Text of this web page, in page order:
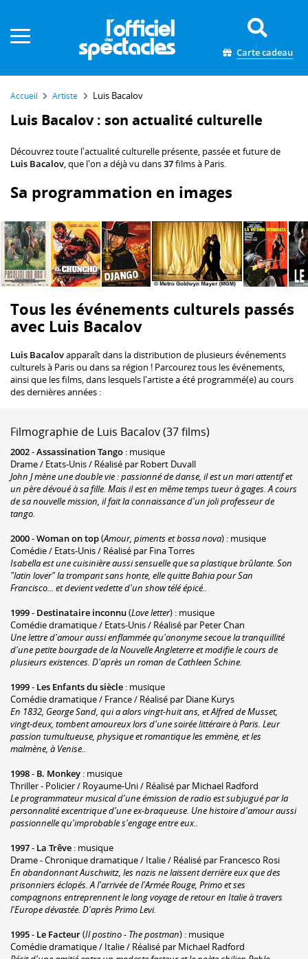
Carte cadeau
Accueil Artiste Luis Bacalov
Luis Bacalov : son actualité culturelle
Découvrez toute l'actualité culturelle présente, passée et future de
Luis Bacalov, que l'on a déjà vu dans37films à Paris.
Sa programmation en images
Tous les événements culturels passés
avec Luis Bacalov
Luis Bacalovapparaît dans la distribution de plusieurs événements
culturels à Paris ou dans sa région ! Parcourez tous les événements,
ainsi que les films, dans lesquels l'artiste a été programmé(e) au cours
des dernières années :
Filmographie de Luis Bacalov (37 films)
2002-Assassination Tango : musique
Drame / Etats-Unis / Réalisé par Robert Duvall
John J mène une double vie : passionné de danse, il est un mari attentif et
un père dévoué à sa fille. Mais il est en même temps tueur à gages. A cours
de sa nouvelle mission, il fait la connaissance d'un joli professeur de
tango.
2000-Woman on top(Amour, piments et bossa nova) : musique
Comédie / Etats-Unis / Réalisé par Fina Torres
Isabella est une cuisinière aussi sensuelle que sa plastique brûlante. Son
"latin lover" la trompant sans honte, elle quitte Bahia pour San
Francisco... et devient vedette d'un show télé épicé..
1999- Destinataire inconnu(Love letter) : musique
Comédie dramatique / Etats-Unis / Réalisé par Peter Chan
Une lettre d'amour aussi enflammée qu'anonyme secoue la tranquillité
d'une petite bourgade de la Nouvelle Angleterre et modifie le cours de
plusieurs existences. D'après un roman de Cathleen Schine.
1999- Les Enfants du siècle : musique
Comédie dramatique / France / Réalisé par Diane Kurys
En 1832, George Sand, qui a alors vingt-huit ans, et Alfred de Musset,
vingt-deux, tombent amoureux lors d'une soirée littéraire à Paris. Leur
passion tumultueuse, physique et romantique les emmène, et les
malmène, à Venise..
1998- B. Monkey : musique
Thriller - Policier / Royaume-Uni / Réalisé par Michael Radford
Le programmateur musical d'une émission de radio est subjugué par la
personnalité excentrique d'une ex-braqueuse. Une histoire d'amour aussi
passionnelle qu'improbable s'engage entre eux..
1997- La Trêve : musique
Drame - Chronique dramatique / Italie / Réalisé par Francesco Rosi
En abandonnant Auschwitz, les nazis ne laissent derrière eux que des
prisonniers éclopés. A l'arrivée de l'Armée Rouge, Primo et ses
compagnons entreprennent le long voyage de retour en Italie à travers
l'Europe dévastée. D'après Primo Levi.
1995- Le Facteur(Il postino - The postman) : musique
Comédie dramatique / Italie / Réalisé par Michael Radford